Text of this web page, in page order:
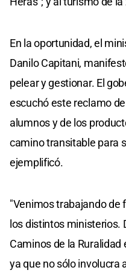
En la oportunidad, el
Danilo Capitani,
pelear y gestionar. El
escuchó este reclamo
alumnos y de los
camino transitable para
ejemplificó.
"Venimos trabajando
los distintos ministerios.
Caminos de la
ya que no sólo involucra